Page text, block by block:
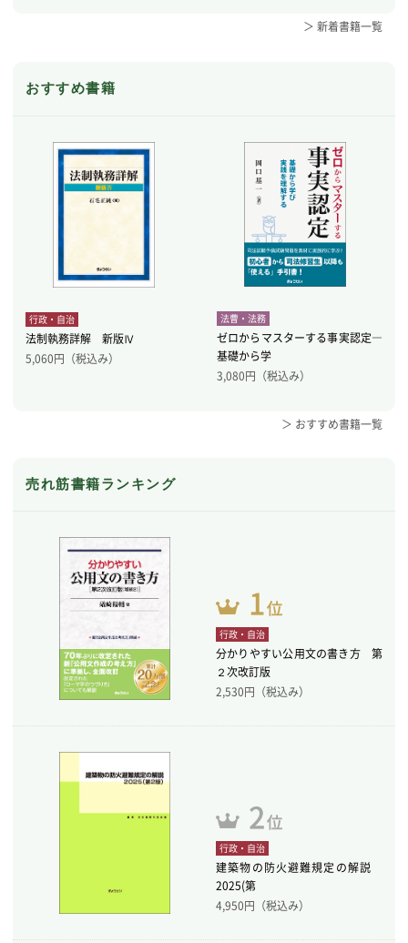
＞ 新着書籍一覧
おすすめ書籍
行政・自治
法制執務詳解 新版Ⅳ
5,060円（税込み）
法曹・法務
ゼロからマスターする事実認定―
基礎から学
3,080円（税込み）
＞ おすすめ書籍一覧
売れ筋書籍ランキング
行政・自治
分かりやすい公用文の書き方 第
２次改訂版
2,530円（税込み）
行政・自治
建築物の防火避難規定の解説
2025(第
4,950円（税込み）